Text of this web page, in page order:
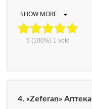
SHOW MORE
5 (100%) 1 vote
4. «Zeferan» Аптека